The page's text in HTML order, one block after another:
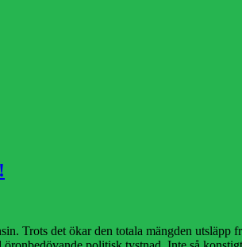
Trots det ökar den totala mängden